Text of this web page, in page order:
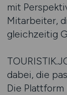
mit
Mitarbeiter,
gleichzeitig
dabei, die
Die